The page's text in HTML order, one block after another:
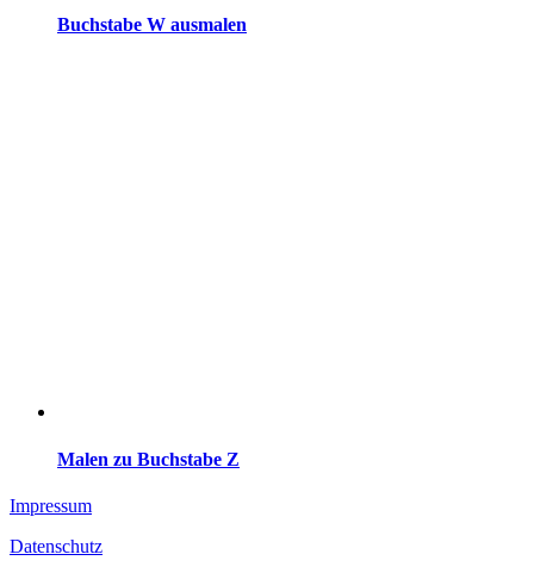
Buchstabe W ausmalen
Malen zu Buchstabe Z
Impressum
Datenschutz